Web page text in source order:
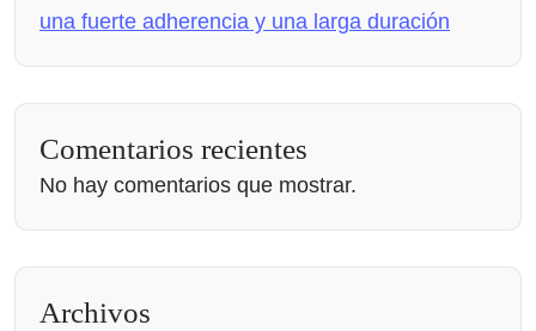
una fuerte adherencia y una larga duración
Comentarios recientes
No hay comentarios que mostrar.
Archivos